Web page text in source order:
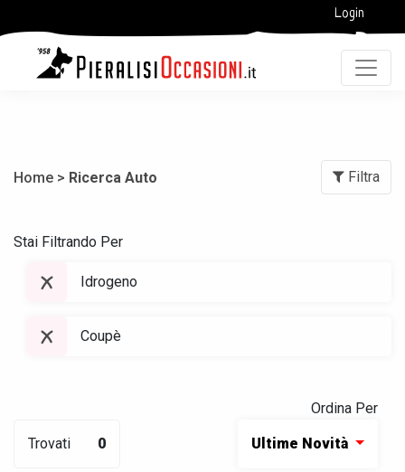
Login
Home > Ricerca Auto Filtra
Stai Filtrando Per
Idrogeno
Coupè
Trovati 0
Ordina Per
Ultime Novità